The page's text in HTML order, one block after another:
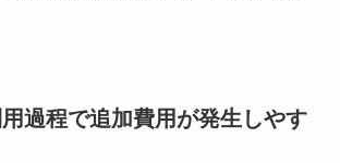
過程で追加費用が発生しやす